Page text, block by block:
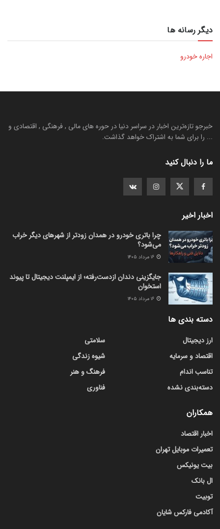
دیگر رسانه ها
اجاره خودرو
خبرجو تازه‌ترین اخبار در سراسر دنیا در حوره های مالی , فرهنگی , اقتصادی و
... را برای شما به اشتراک خواهد گذاشت.
ما را دنبال کنید
اخبار اخیر
چرا باتری خودرو در همدان زودتر از شهرهای دیگر خراب
می‌شود؟
جایگزینی دندان ازدست‌رفته؛ از ایمپلنت دیجیتال تا پیوند
استخوان
دسته بندی ها
ارز دیجیتال
اقتصاد و سرمایه
تناسب اندام
دسته‌بندی نشده
سلامتی
شیوه زندگی
فرهنگ و هنر
فناوری
همکاران
اخبار اقتصاد
تعمیرات موبایل تهران
بیت یونیکس
ال بانک
توبیت
آکادمی فارکس شایان